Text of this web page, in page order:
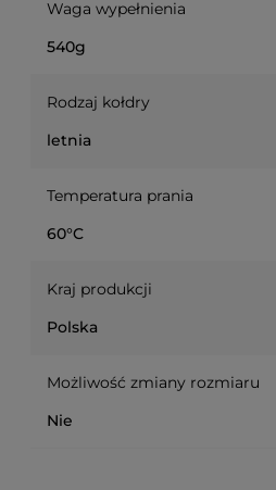
Waga wypełnienia
540g
Rodzaj kołdry
letnia
Temperatura prania
60°C
Kraj produkcji
Polska
Możliwość zmiany rozmiaru
Nie